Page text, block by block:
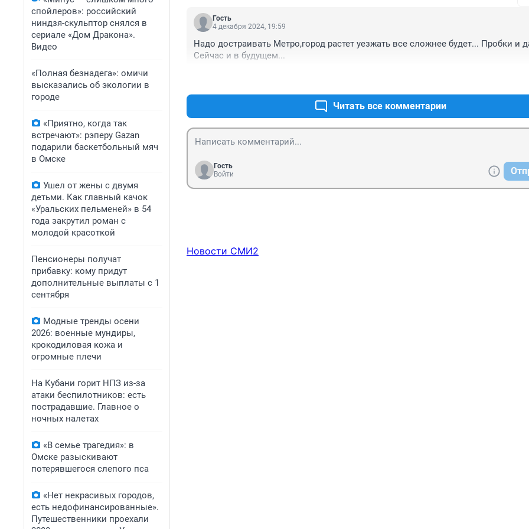
спойлеров»: российский
ниндзя-скульптор снялся в
сериале «Дом Дракона».
Видео
«Полная безнадега»: омичи
высказались об экологии в
городе
«Приятно, когда так
встречают»: рэперу Gazan
подарили баскетбольный мяч
в Омске
Ушел от жены с двумя
детьми. Как главный качок
«Уральских пельменей» в 54
года закрутил роман с
молодой красоткой
Пенсионеры получат
прибавку: кому придут
дополнительные выплаты с 1
сентября
Модные тренды осени
2026: военные мундиры,
крокодиловая кожа и
огромные плечи
На Кубани горит НПЗ из-за
атаки беспилотников: есть
пострадавшие. Главное о
ночных налетах
«В семье трагедия»: в
Омске разыскивают
потерявшегося слепого пса
«Нет некрасивых городов,
есть недофинансированные».
Путешественники проехали
ещё, почему бы не организовать маршрут Старый Кировск-Чкаловский и
Кировск-Московке. Всем понятно, что метро уже не будет. Закопали. Но
Гость
4 декабря 2024, 19:59
Надо достраивать Метро,город растет уезжать все сложнее будет... Пробки и
Сейчас и в будущем...
Читать все комментарии
Гость
Войти
Новости СМИ2